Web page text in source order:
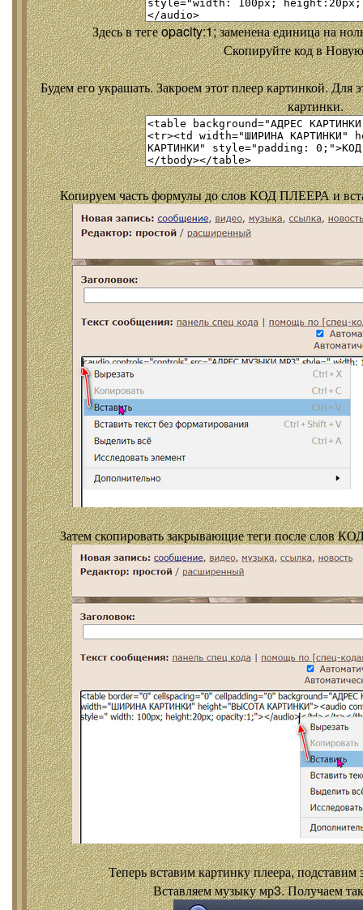
Здесь в теге opacity:1; заменена единица на
Скопируйте код в
Будем его украшать. Закроем этот плеер картинкой. Для
картинки.
Копируем часть формулы до слов КОД ПЛЕЕРА и
Затем скопировать закрывающие теги после слов
Теперь вставим картинку плеера, подставим
Вставляем музыку мр3. Получаем